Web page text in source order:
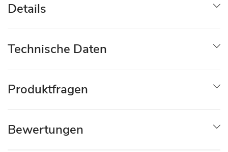
Details
Technische Daten
Produktfragen
Bewertungen